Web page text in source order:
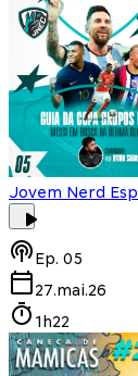
Jovem Nerd
Ep. 05
27.mai.26
1h22